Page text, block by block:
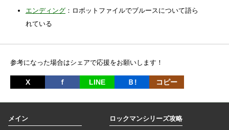
エンディング ：ロボットファイルでブルースについて語ら
れている
参考になった場合はシェアで応援をお願いします！
X ｆ LINE Ｂ! コピー
メイン ロックマンシリーズ攻略